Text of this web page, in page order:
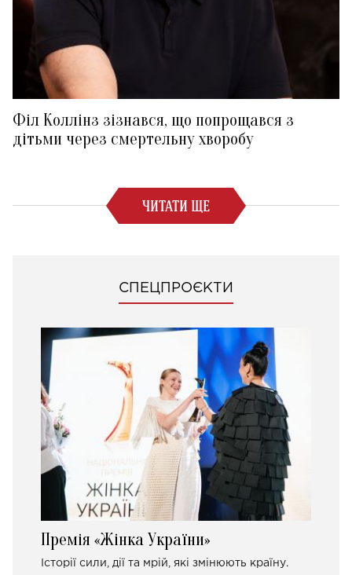
Філ Коллінз зізнався, що попрощався з
дітьми через смертельну хворобу
ЧИТАТИ ЩЕ
СПЕЦПРОЄКТИ
Премія «Жінка України»
Історії сили, дії та мрій, які змінюють країну.